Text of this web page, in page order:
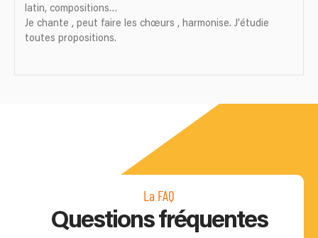
latin, compositions…
Je chante , peut faire les chœurs , harmonise. J’étudie
toutes propositions.
La FAQ
Questions fréquentes